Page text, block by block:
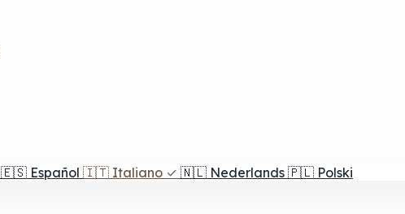
🇪🇸 Español 🇮🇹 Italiano ✓ 🇳🇱 Nederlands 🇵🇱 Polski